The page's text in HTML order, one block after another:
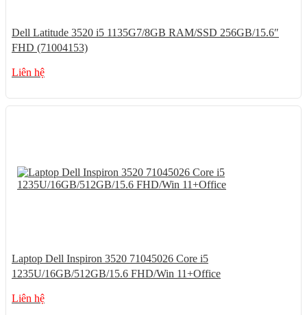
Dell Latitude 3520 i5 1135G7/8GB RAM/SSD 256GB/15.6″
FHD (71004153)
Liên hệ
Laptop Dell Inspiron 3520 71045026 Core i5
1235U/16GB/512GB/15.6 FHD/Win 11+Office
Liên hệ